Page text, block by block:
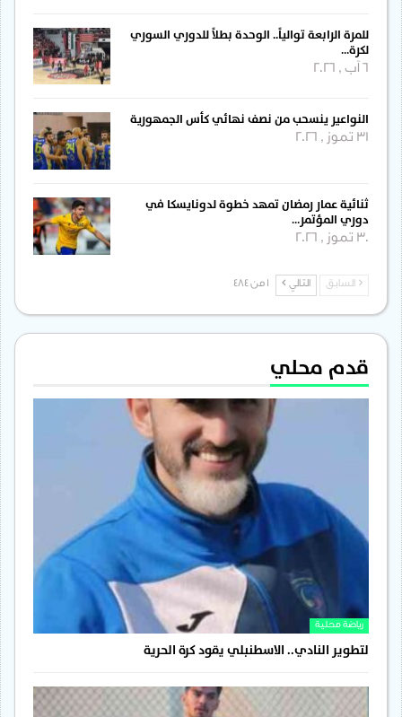
للمرة الرابعة توالياً.. الوحدة بطلاً للدوري السوري
لكرة…
النواعير ينسحب من نصف نهائي كأس الجمهورية
31 تموز , 2026
ثنائية عمار رمضان تمهد خطوة لدونايسكا في
دوري المؤتمر…
30 تموز , 2026
السابق التالي
قدم محلي
رياضة محلية
لتطوير النادي.. الاسطنبلي يقود كرة الحرية